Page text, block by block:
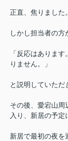
正直、焦りました。
しかし担当者の方
「反応はありま
りません。」
と説明していただ
その後、愛宕山周
入り、新居の予定
新居で最初の夜を